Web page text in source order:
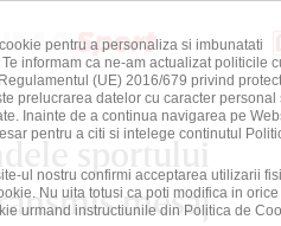
sportului
mesaj
pentru a personaliza si imbunatati
informam ca ne-am actualizat politicile
(UE) 2016/679 privind
prelucrarea datelor cu caracter personal
Inainte de a continua navigarea pe
pentru a citi si intelege continutul
ul nostru confirmi acceptarea utilizarii
Nu uita totusi ca poti modifica in orice
urmand instructiunile din Politica de